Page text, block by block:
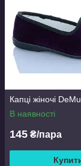
Капці жіночі
В наявності
145 ₴/пара